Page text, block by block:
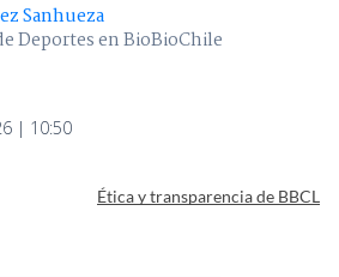
Sanhueza
Deportes en BioBioChile
| 10:50
Ética y transparencia de BBCL